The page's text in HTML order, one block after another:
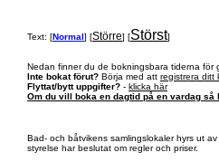
Text: [Normal] [Större] [Störst]
Nedan finner du de bokningsbara tiderna för
Inte bokat förut? Börja med att registrera ditt
Flyttat/bytt uppgifter? - klicka här
Om du vill boka en dagtid på en vardag så
Bad- och båtvikens samlingslokaler hyrs ut
styrelse har beslutat om regler och priser.